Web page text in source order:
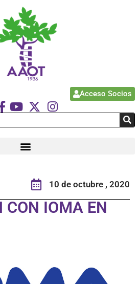
Acceso Socios
10 de octubre , 2020
CON IOMA EN